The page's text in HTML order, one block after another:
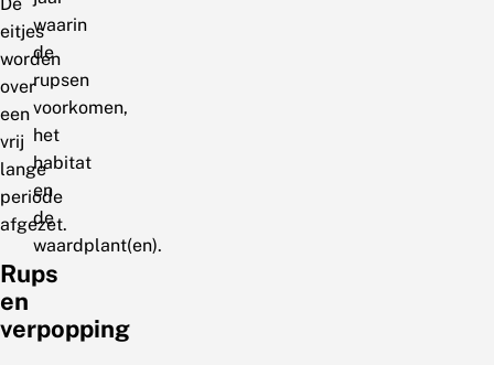
eitjes
worden
over
een
vrij
lange
periode
afgezet.
Rups
en
verpopping
waarin
de
rupsen
voorkomen,
het
habitat
en
de
waardplant(en).